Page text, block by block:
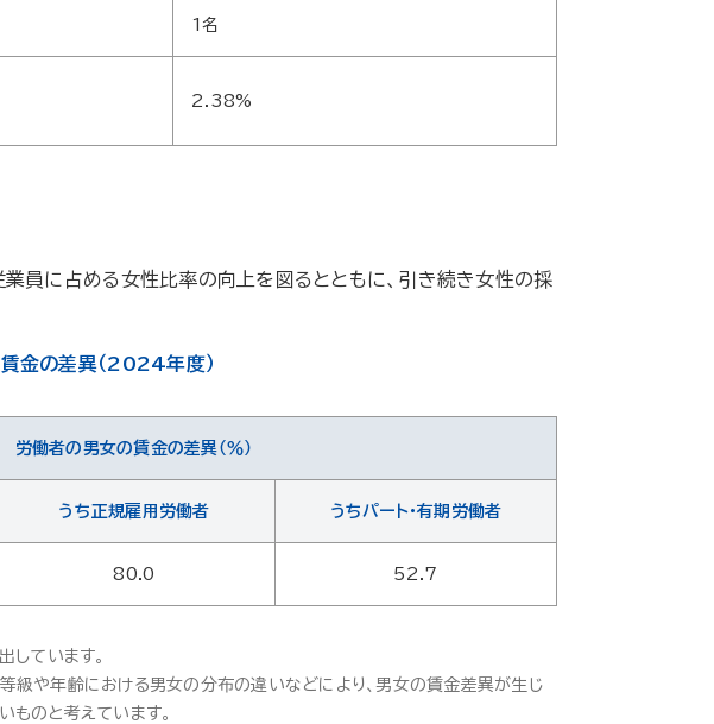
1名
2.38%
員に占める女性比率の向上を図るとともに、引き続き女性の採
金の差異（2024年度）
労働者の男女の賃金の差異（％）
うち正規雇用労働者 うちパート・有期労働者
80.0 52.7
ています。
や年齢における男女の分布の違いなどにより、男女の賃金差異が生じ
のと考えています。